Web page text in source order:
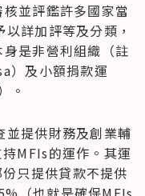
並評鑑許多國家當
詳加評等及分類，
是非營利組織（註
）及小額捐款運
。
並提供財務及創業輔
MFIs的運作。其運
只提供貸款不提供